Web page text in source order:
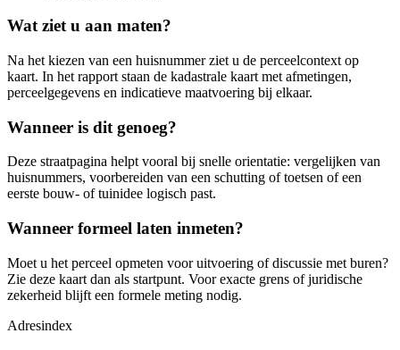
Wat ziet u aan maten?
Na het kiezen van een huisnummer ziet u de perceelcontext op
kaart. In het rapport staan de kadastrale kaart met afmetingen,
perceelgegevens en indicatieve maatvoering bij elkaar.
Wanneer is dit genoeg?
Deze straatpagina helpt vooral bij snelle orientatie: vergelijken van
huisnummers, voorbereiden van een schutting of toetsen of een
eerste bouw- of tuinidee logisch past.
Wanneer formeel laten inmeten?
Moet u het perceel opmeten voor uitvoering of discussie met buren?
Zie deze kaart dan als startpunt. Voor exacte grens of juridische
zekerheid blijft een formele meting nodig.
Adresindex